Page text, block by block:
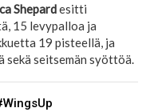
Shepardesitti
15 levypalloa ja
19 pisteellä, ja
seitsemän syöttöä.